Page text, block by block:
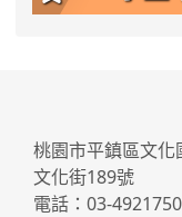
桃園市平鎮區文化
文化街189號
電話：03-